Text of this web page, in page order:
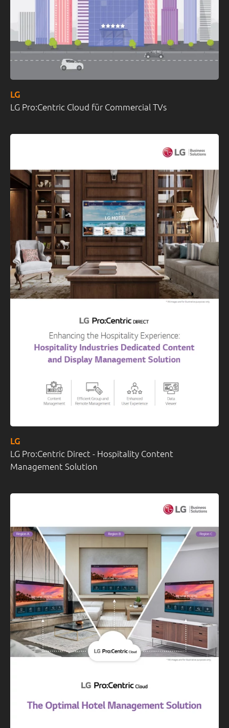
LG Pro:Centric Cloud für Commercial TVs
LG
LG Pro:Centric Direct - Hospitality Content
Management Solution
LG